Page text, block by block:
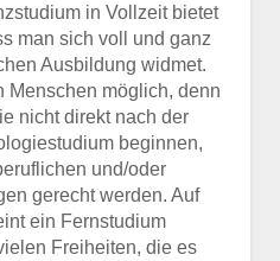
in Vollzeit bietet
man sich voll und ganz
Ausbildung widmet.
Menschen möglich, denn
nicht direkt nach der
beginnen,
und/oder
gerecht werden. Auf
ein Fernstudium
Freiheiten, die es